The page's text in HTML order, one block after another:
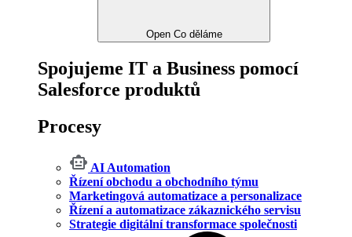
Open Co děláme
Spojujeme IT a Business pomocí
Salesforce produktů
Procesy
AI Automation
Řízení obchodu a obchodního týmu
Marketingová automatizace a personalizace
Řízení a automatizace zákaznického servisu
Strategie digitální transformace společnosti